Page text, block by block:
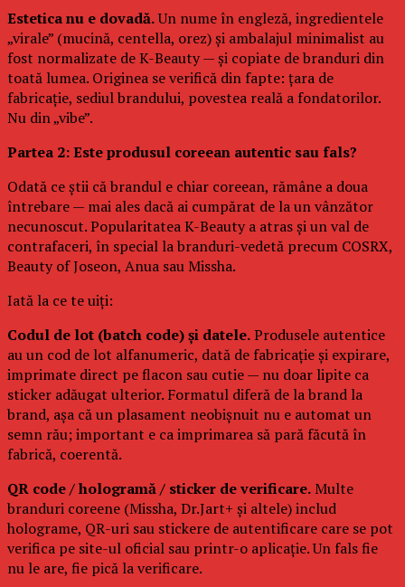
Estetica nu e dovadă.Un nume în engleză, ingredientele
„virale” (mucină, centella, orez) și ambalajul minimalist au
fost normalizate de K-Beauty — și copiate de branduri din
toată lumea. Originea se verifică din fapte: țara de
fabricație, sediul brandului, povestea reală a fondatorilor.
Nu din „vibe”.
Partea 2: Este produsul coreean autentic sau fals?
Odată ce știi că brandul e chiar coreean, rămâne a doua
întrebare — mai ales dacă ai cumpărat de la un vânzător
necunoscut. Popularitatea K-Beauty a atras și un val de
contrafaceri, în special la branduri-vedetă precum COSRX,
Beauty of Joseon, Anua sau Missha.
Iată la ce te uiți:
Codul de lot (batch code) și datele.Produsele autentice
au un cod de lot alfanumeric, dată de fabricație și expirare,
imprimate direct pe flacon sau cutie — nu doar lipite ca
sticker adăugat ulterior. Formatul diferă de la brand la
brand, așa că un plasament neobișnuit nu e automat un
semn rău; important e ca imprimarea să pară făcută în
fabrică, coerentă.
QR code / hologramă / sticker de verificare.Multe
branduri coreene (Missha, Dr.Jart+ și altele) includ
holograme, QR-uri sau stickere de autentificare care se pot
verifica pe site-ul oficial sau printr-o aplicație. Un fals fie
nu le are, fie pică la verificare.